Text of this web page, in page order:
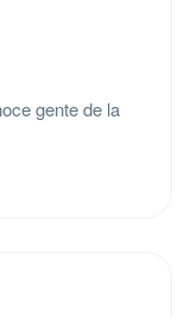
gente de la